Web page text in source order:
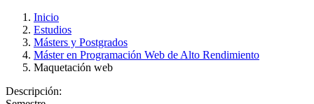
Inicio
Estudios
Másters y Postgrados
Máster en Programación Web de Alto Rendimiento
Maquetación web
Descripción: